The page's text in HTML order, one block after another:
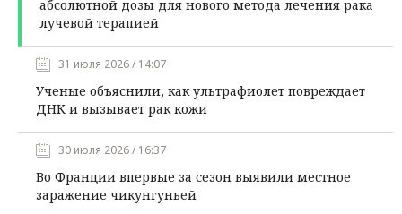
абсолютной дозы для нового метода лечения рака
лучевой терапией
31 июля 2026 / 14:07
Ученые объяснили, как ультрафиолет повреждает
ДНК и вызывает рак кожи
30 июля 2026 / 16:37
Во Франции впервые за сезон выявили местное
заражение чикунгуньей